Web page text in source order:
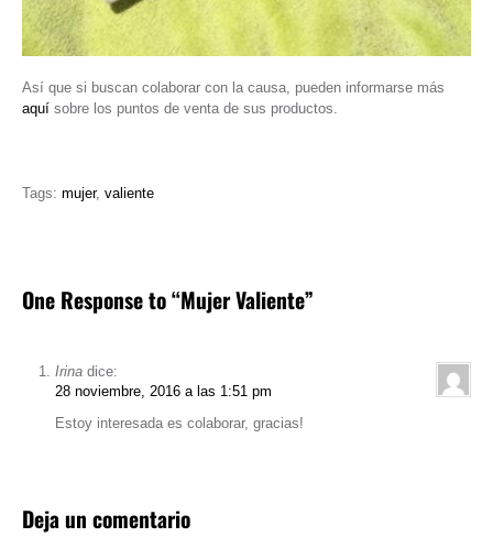
Así que si buscan colaborar con la causa, pueden informarse más
aquí sobre los puntos de venta de sus productos.
Tags: mujer, valiente
One Response to “Mujer Valiente”
Irina dice:
28 noviembre, 2016 a las 1:51 pm
Estoy interesada es colaborar, gracias!
Deja un comentario